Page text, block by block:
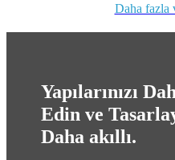
Daha fazla
Yapılarınızı
Edin ve
Daha akıllı.